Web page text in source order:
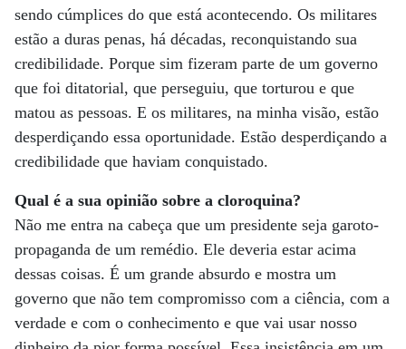
sendo cúmplices do que está acontecendo. Os militares
estão a duras penas, há décadas, reconquistando sua
credibilidade. Porque sim fizeram parte de um governo
que foi ditatorial, que perseguiu, que torturou e que
matou as pessoas. E os militares, na minha visão, estão
desperdiçando essa oportunidade. Estão desperdiçando a
credibilidade que haviam conquistado.
Qual é a sua opinião sobre a cloroquina?
Não me entra na cabeça que um presidente seja garoto-
propaganda de um remédio. Ele deveria estar acima
dessas coisas. É um grande absurdo e mostra um
governo que não tem compromisso com a ciência, com a
verdade e com o conhecimento e que vai usar nosso